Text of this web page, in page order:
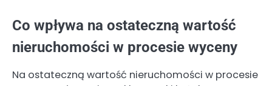
Co wpływa na ostateczną wartość
nieruchomości w procesie wyceny
Na ostateczną wartość nieruchomości w procesie